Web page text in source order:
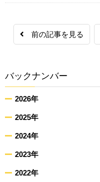
前の記事を見る
バックナンバー
2026年
2025年
2024年
2023年
2022年